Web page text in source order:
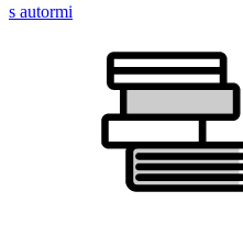
s autormi